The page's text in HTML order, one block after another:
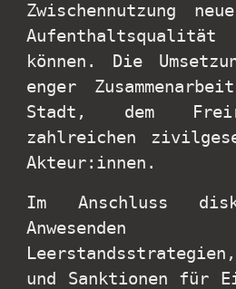
Zwischennutzung
können. Die
enger
Stadt, dem
zahlreichen
Akteur:innen.
Im Anschluss
und Sanktionen für